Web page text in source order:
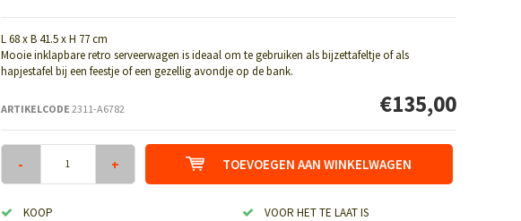
L 68 x B 41.5 x H 77 cm
Mooie inklapbare retro serveerwagen is ideaal om te gebruiken als bijzettafeltje of als
hapjestafel bij een feestje of een gezellig avondje op de bank.
ARTIKELCODE 2311-A6782 €135,00
- + TOEVOEGEN AAN WINKELWAGEN
KOOP VOOR HET TE LAAT IS